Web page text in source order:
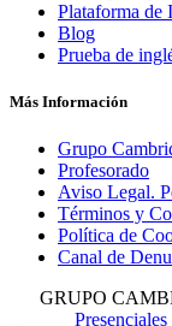
Plataforma de
Blog
Prueba de
Más Información
Grupo
Profesorado
Aviso Legal.
Términos y
Política de
Canal de
GRUPO
Presenciales